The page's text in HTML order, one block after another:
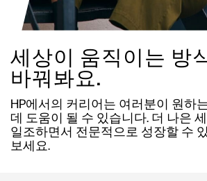
세상이 움직이는 방
바꿔봐요.
HP에서의 커리어는 여러분이 원하
데 도움이 될 수 있습니다. 더 나은
일조하면서 전문적으로 성장할 수
보세요.